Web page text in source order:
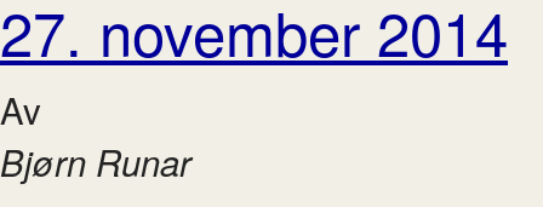
27. november 2014
Av
Bjørn Runar